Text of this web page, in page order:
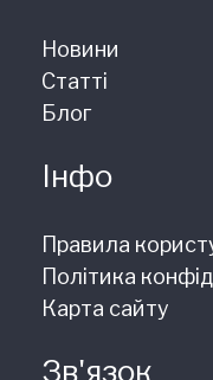
Новини
Статті
Блог
Інфо
Правила
Політика
Карта сайту
Зв'язок